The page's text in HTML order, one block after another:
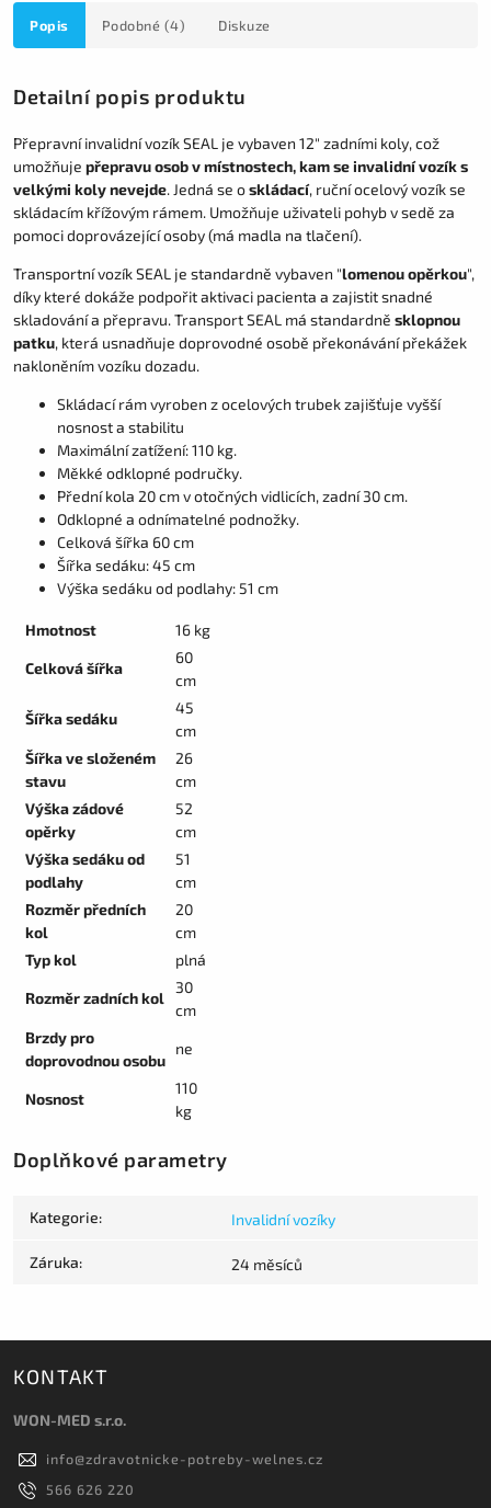
Popis Podobné (4) Diskuze
Detailní popis produktu
Přepravní invalidní vozík SEAL je vybaven 12" zadními koly, což
umožňuje přepravu osob v místnostech, kam se invalidní vozík s
velkými koly nevejde. Jedná se oskládací, ruční ocelový vozík se
skládacím křížovým rámem. Umožňuje uživateli pohyb v sedě za
pomoci doprovázející osoby (má madla na tlačení).
Transportní vozík SEAL je standardně vybaven "lomenou opěrkou",
díky které dokáže podpořit aktivaci pacienta a zajistit snadné
skladování a přepravu. Transport SEAL má standardně sklopnou
patku, která usnadňuje doprovodné osobě překonávání překážek
nakloněním vozíku dozadu.
Skládací rám vyroben z ocelových trubek zajišťuje vyšší
nosnost a stabilitu
Maximální zatížení: 110 kg.
Měkké odklopné područky.
Přední kola 20 cm v otočných vidlicích, zadní 30 cm.
Odklopné a odnímatelné podnožky.
Celková šířka 60 cm
Šířka sedáku: 45 cm
Výška sedáku od podlahy: 51 cm
Hmotnost 16 kg
Celková šířka
60
cm
Šířka sedáku
45
cm
Šířka ve složeném
stavu
26
cm
Výška zádové
opěrky
52
cm
Výška sedáku od
podlahy
51
cm
Rozměr předních
kol
20
cm
Typ kol
plná
Rozměr zadních kol
30
cm
Brzdy pro
doprovodnou osobu
ne
Nosnost
110
kg
Doplňkové parametry
Kategorie: Invalidní vozíky
Záruka: 24 měsíců
KONTAKT
WON-MED s.r.o.
info@zdravotnicke-potreby-welnes.cz
566 626 220